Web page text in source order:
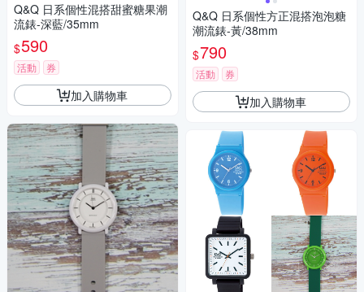
Q&Q 日系個性混搭甜蜜糖果潮
流錶-深藍/35mm
$590
活動 券
加入購物車
Q&Q 日系個性方正混搭泡泡糖
潮流錶-黃/38mm
$790
活動 券
加入購物車